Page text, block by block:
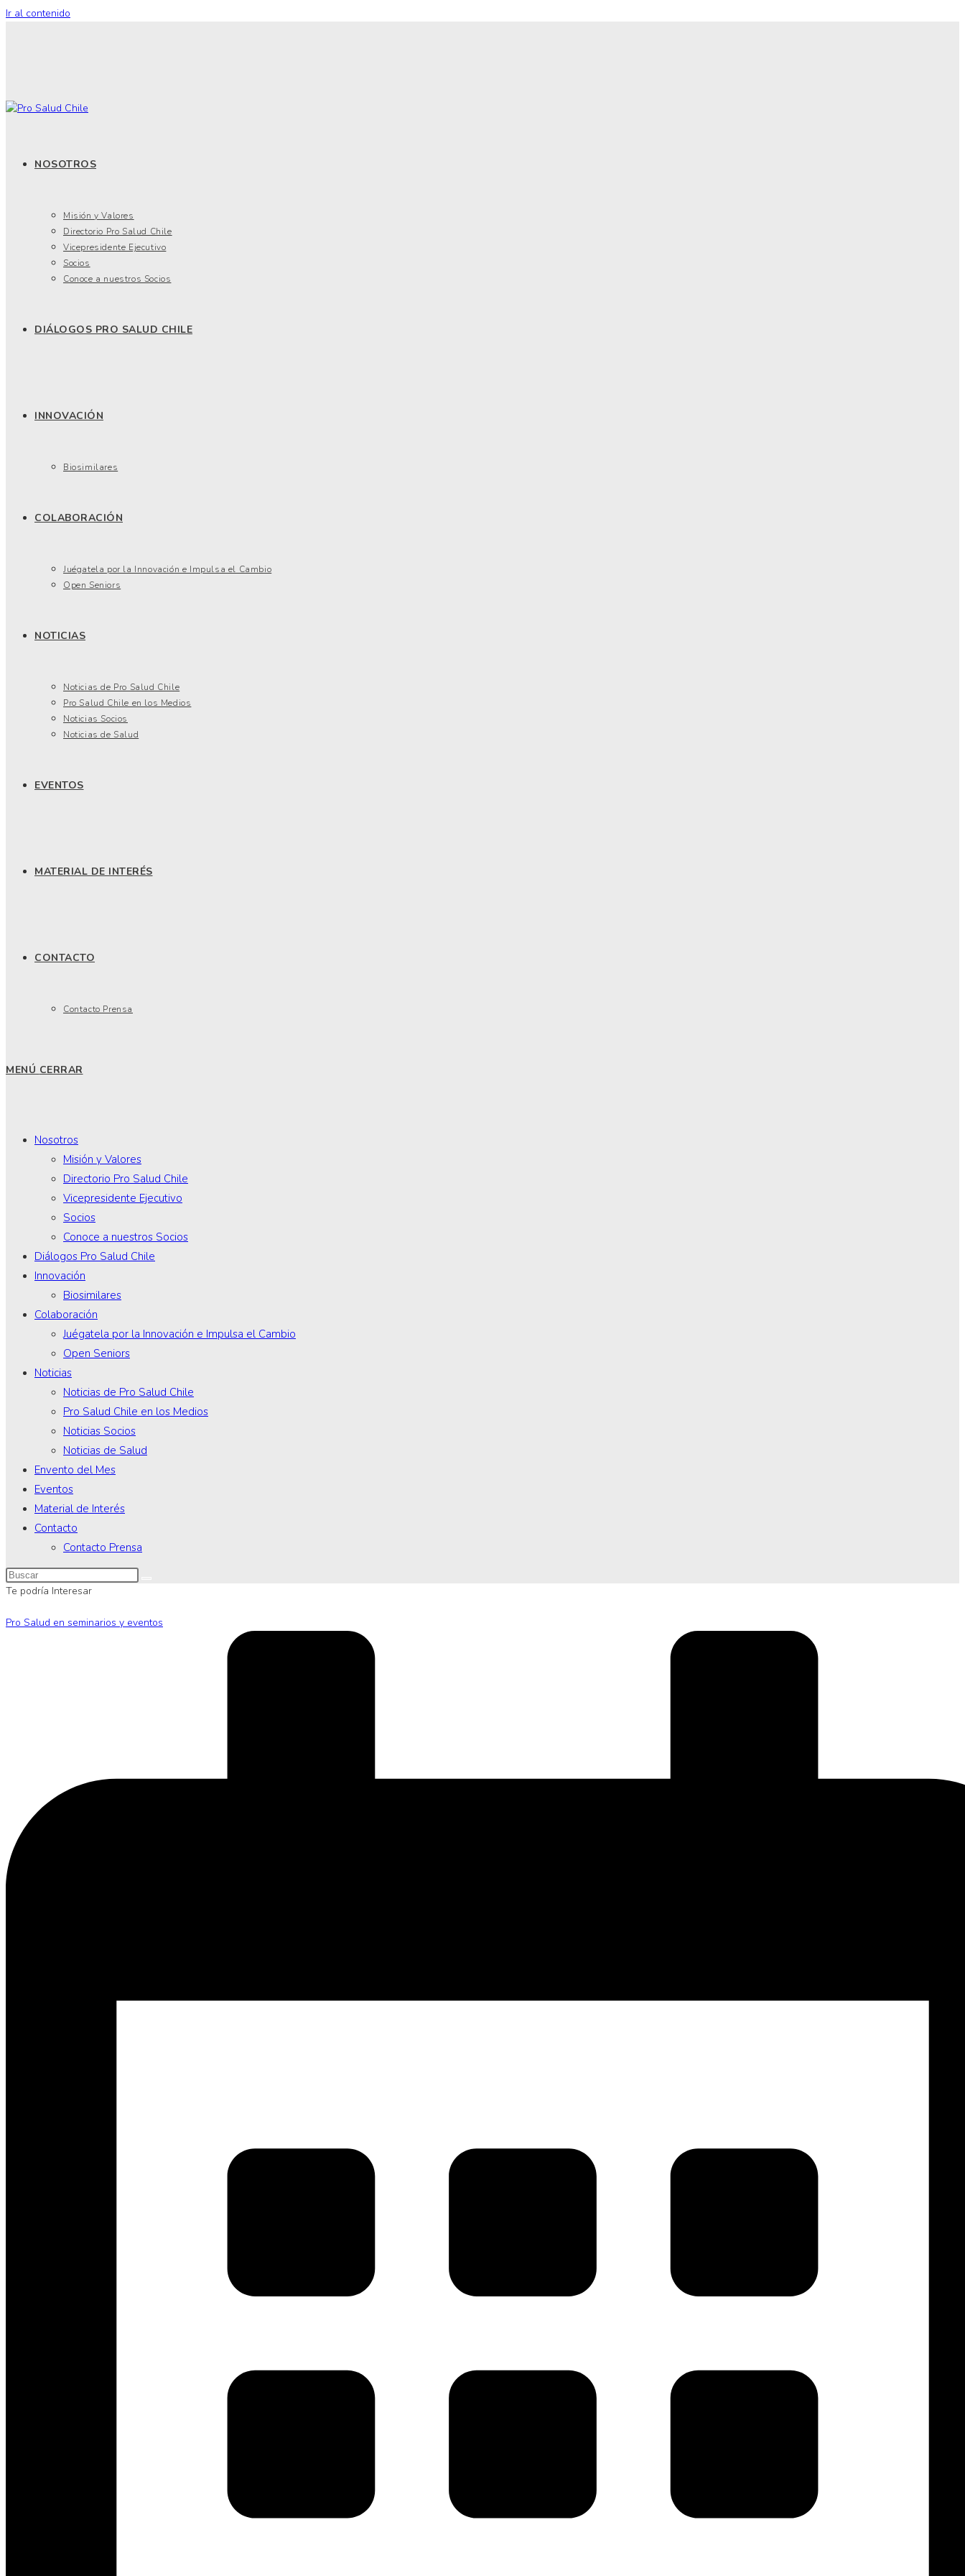
Ir al contenido
NOSOTROS
Misión y Valores
Directorio Pro Salud Chile
Vicepresidente Ejecutivo
Socios
Conoce a nuestros Socios
DIÁLOGOS PRO SALUD CHILE
INNOVACIÓN
Biosimilares
COLABORACIÓN
Juégatela por la Innovación e Impulsa el Cambio
Open Seniors
NOTICIAS
Noticias de Pro Salud Chile
Pro Salud Chile en los Medios
Noticias Socios
Noticias de Salud
EVENTOS
MATERIAL DE INTERÉS
CONTACTO
Contacto Prensa
MENÚ CERRAR
Nosotros
Misión y Valores
Directorio Pro Salud Chile
Vicepresidente Ejecutivo
Socios
Conoce a nuestros Socios
Diálogos Pro Salud Chile
Innovación
Biosimilares
Colaboración
Juégatela por la Innovación e Impulsa el Cambio
Open Seniors
Noticias
Noticias de Pro Salud Chile
Pro Salud Chile en los Medios
Noticias Socios
Noticias de Salud
Envento del Mes
Eventos
Material de Interés
Contacto
Contacto Prensa
Te podría Interesar
Pro Salud en seminarios y eventos